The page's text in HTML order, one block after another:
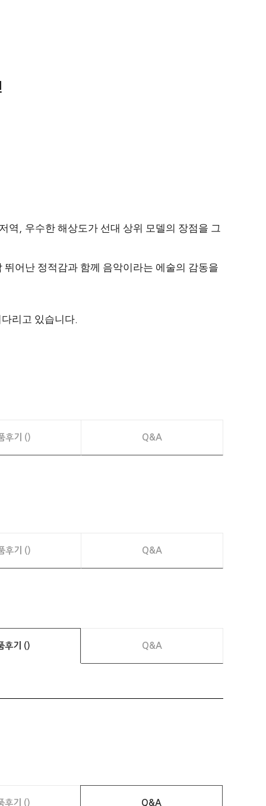
역 우수한 해상도가 선대 상위 모델의 장점을 그
어난 정적감과 함께 음악이라는 에술의 감동을
리고 있습니다
후기 () Q&A
후기 () Q&A
후기 () Q&A
후기 () Q&A